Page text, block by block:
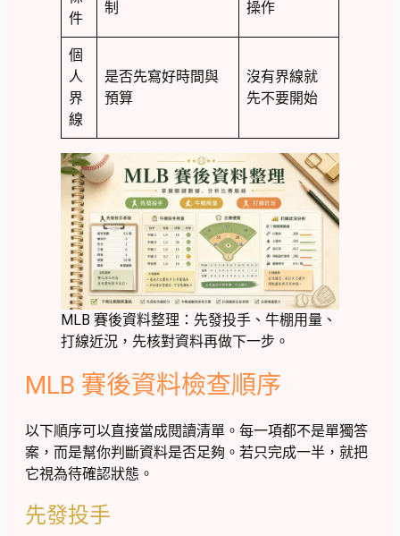
件
制
操作
個
人
界
線
是否先寫好時間與
預算
沒有界線就
先不要開始
MLB 賽後資料整理：先發投手、牛棚用量、
打線近況，先核對資料再做下一步。
MLB 賽後資料檢查順序
以下順序可以直接當成閱讀清單。每一項都不是單獨答
案，而是幫你判斷資料是否足夠。若只完成一半，就把
它視為待確認狀態。
先發投手